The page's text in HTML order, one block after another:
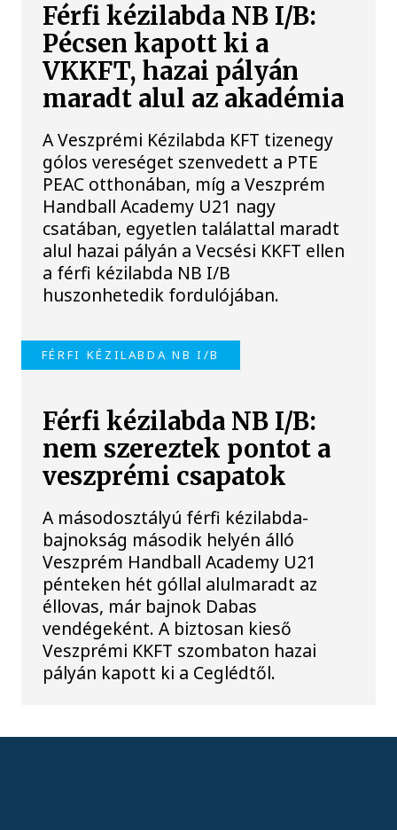
Férfi kézilabda NB I/B:
Pécsen kapott ki a
VKKFT, hazai pályán
maradt alul az akadémia
A Veszprémi Kézilabda KFT tizenegy
gólos vereséget szenvedett a PTE
PEAC otthonában, míg a Veszprém
Handball Academy U21 nagy
csatában, egyetlen találattal maradt
alul hazai pályán a Vecsési KKFT ellen
a férfi kézilabda NB I/B
huszonhetedik fordulójában.
FÉRFI KÉZILABDA NB I/B
Férfi kézilabda NB I/B:
nem szereztek pontot a
veszprémi csapatok
A másodosztályú férfi kézilabda-
bajnokság második helyén álló
Veszprém Handball Academy U21
pénteken hét góllal alulmaradt az
éllovas, már bajnok Dabas
vendégeként. A biztosan kieső
Veszprémi KKFT szombaton hazai
pályán kapott ki a Ceglédtől.